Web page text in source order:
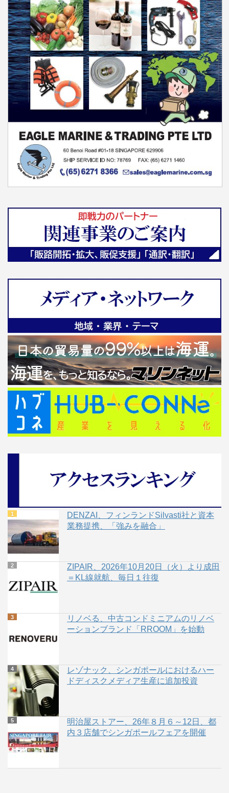
DENZAI、フィンランドSilvasti社と資本
業務提携、「強みを融合」
ZIPAIR、2026年10月20日（火）より成田
＝KL線就航、毎日１往復
リノベる、中古コンドミニアムのリノベ
ーションブランド「RROOM」を始動
レゾナック、シンガポールにおけるハー
ドディスクメディア生産に追加投資
明治屋ストアー、26年８月６～12日、都
内３店舗でシンガポールフェアを開催